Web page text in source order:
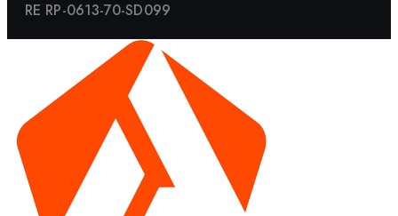
RE RP-0613-70-SD099